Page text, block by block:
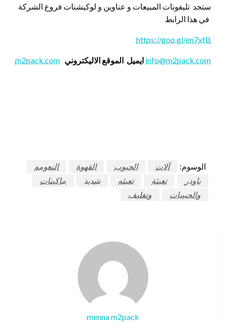
ستجد تليفونات المبيعات و عناوين و لوكيشنات فروع الشركة
في هذا الرابط
https://goo.gl/en7xfB
info@m2pack.com ايميل الموقع الاليكتروني m2pack.com
الوسوم: آلات الحبوب القهوة
النعومه
باودر
تعبئة تعبئه شديد
ماكينات
والحبيبات
وتغليف
menna m2pack